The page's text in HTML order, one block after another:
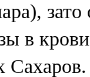
в